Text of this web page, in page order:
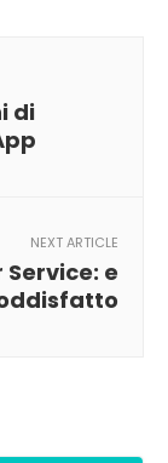
di
NEXT ARTICLE
e